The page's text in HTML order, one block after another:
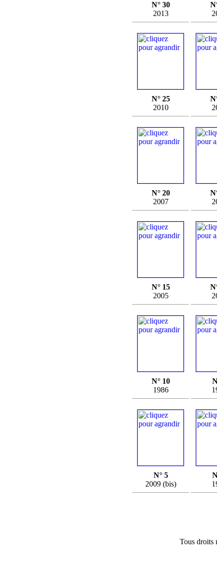
N° 30
2013
N° 25
2010
N° 20
2007
N° 15
2005
N° 10
1986
N° 5
2009 (bis)
Tous droits